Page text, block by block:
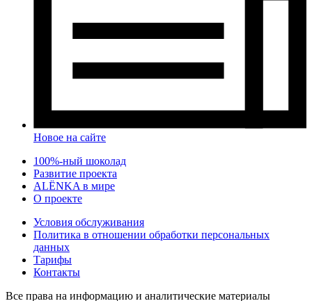
Новое на сайте
100%-ный шоколад
Развитие проекта
ALЁNKA в мире
О проекте
Условия обслуживания
Политика в отношении обработки персональных
данных
Тарифы
Контакты
Все права на информацию и аналитические материалы